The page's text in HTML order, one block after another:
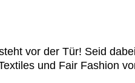
vor der Tür! Seid
und Fair Fashion